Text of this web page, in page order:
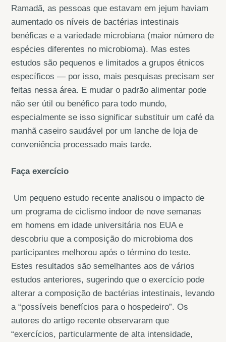
Ramadã, as pessoas que estavam em jejum haviam
aumentado os níveis de bactérias intestinais
benéficas e a variedade microbiana (maior número de
espécies diferentes no microbioma). Mas estes
estudos são pequenos e limitados a grupos étnicos
específicos — por isso, mais pesquisas precisam ser
feitas nessa área. E mudar o padrão alimentar pode
não ser útil ou benéfico para todo mundo,
especialmente se isso significar substituir um café da
manhã caseiro saudável por um lanche de loja de
conveniência processado ​​​​mais tarde.
Faça exercício
Um pequeno estudo recente analisou o impacto de
um programa de ciclismo indoor de nove semanas
em homens em idade universitária nos EUA e
descobriu que a composição do microbioma dos
participantes melhorou após o término do teste.
Estes resultados são semelhantes aos de vários
estudos anteriores, sugerindo que o exercício pode
alterar a composição de bactérias intestinais, levando
a “possíveis benefícios para o hospedeiro”. Os
autores do artigo recente observaram que
“exercícios, particularmente de alta intensidade,